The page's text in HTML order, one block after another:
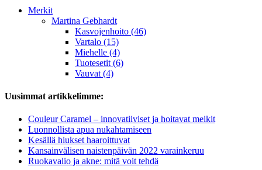
Merkit
Martina Gebhardt
Kasvojenhoito (46)
Vartalo (15)
Miehelle (4)
Tuotesetit (6)
Vauvat (4)
Uusimmat artikkelimme:
Couleur Caramel – innovatiiviset ja hoitavat meikit
Luonnollista apua nukahtamiseen
Kesällä hiukset haaroittuvat
Kansainvälisen naistenpäivän 2022 varainkeruu
Ruokavalio ja akne: mitä voit tehdä